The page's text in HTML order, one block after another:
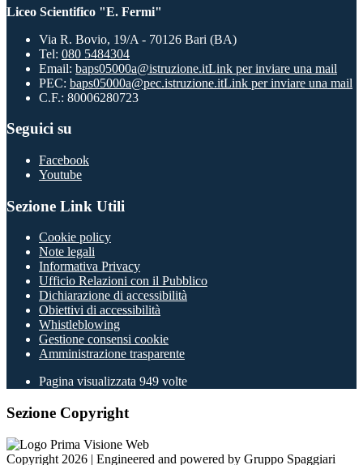
Liceo Scientifico "E. Fermi"
Via R. Bovio, 19/A - 70126 Bari (BA)
Tel: 080 5484304
Email: baps05000a@istruzione.itLink per inviare una mail
PEC: baps05000a@pec.istruzione.itLink per inviare una mail
C.F.: 80006280723
Seguici su
Facebook
Youtube
Sezione Link Utili
Cookie policy
Note legali
Informativa Privacy
Ufficio Relazioni con il Pubblico
Dichiarazione di accessibilità
Obiettivi di accessibilità
Whistleblowing
Gestione consensi cookie
Amministrazione trasparente
Pagina visualizzata 949 volte
Sezione Copyright
Copyright 2026 | Engineered and powered by Gruppo Spaggiari